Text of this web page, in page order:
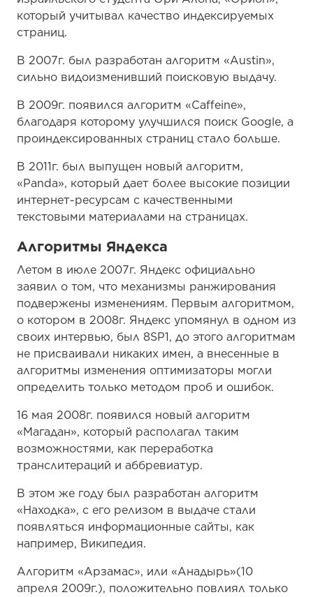
который учитывал качество индексируемых
страниц.
В 2007г. был разработан алгоритм «Austin»,
сильно видоизменивший поисковую выдачу.
В 2009г. появился алгоритм «Caffeine»,
благодаря которому улучшился поиск Google, а
проиндексированных страниц стало больше.
В 2011г. был выпущен новый алгоритм,
«Panda», который дает более высокие позиции
интернет-ресурсам с качественными
текстовыми материалами на страницах.
Алгоритмы Яндекса
Летом в июле 2007г. Яндекс официально
заявил о том, что механизмы ранжирования
подвержены изменениям. Первым алгоритмом,
о котором в 2008г. Яндекс упомянул в одном из
своих интервью, был 8SP1, до этого алгоритмам
не присваивали никаких имен, а внесенные в
алгоритмы изменения оптимизаторы могли
определить только методом проб и ошибок.
16 мая 2008г. появился новый алгоритм
«Магадан», который располагал таким
возможностями, как переработка
транслитераций и аббревиатур.
В этом же году был разработан алгоритм
«Находка», с его релизом в выдаче стали
появляться информационные сайты, как
например, Википедия.
Алгоритм «Арзамас», или «Анадырь»(10
апреля 2009г.), положительно повлиял только